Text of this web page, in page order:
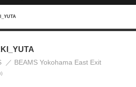
BEAMS Yokohama East Exit